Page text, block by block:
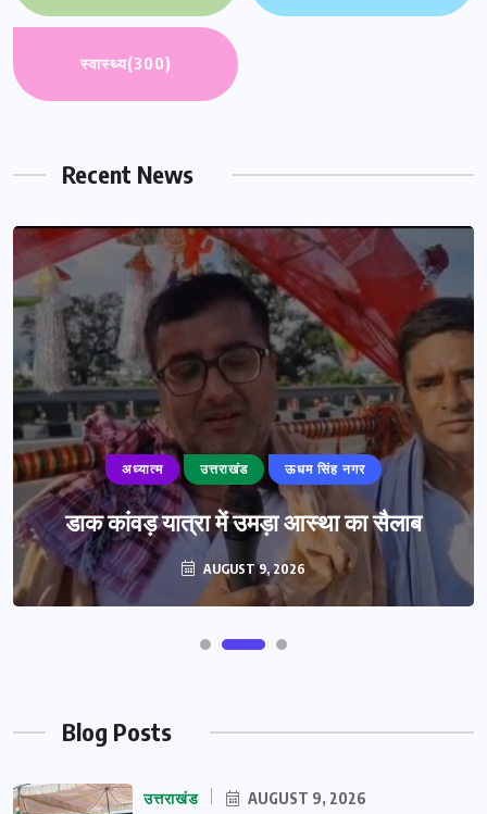
स्वास्थ्य(300)
Recent News
अध्यात्म उत्तराखंड ऊधम सिंह नगर
डाक कांवड़ यात्रा में उमड़ा आस्था का सैलाब
AUGUST 9, 2026
Blog Posts
उत्तराखंड AUGUST 9, 2026